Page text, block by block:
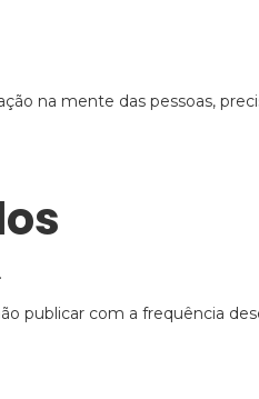
na mente das pessoas,
publicar com a frequência